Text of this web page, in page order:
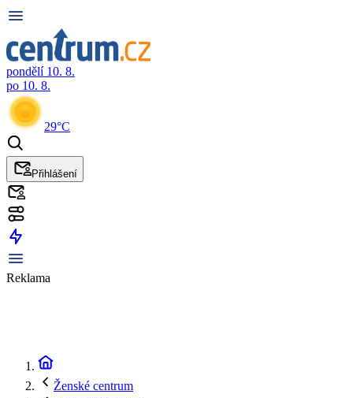
pondělí 10. 8.
po 10. 8.
29°C
Přihlášení
Reklama
Ženské centrum